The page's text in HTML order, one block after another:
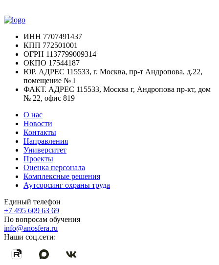
ИНН 7707491437
КПП 772501001
ОГРН 1137799009314
ОКПО 17544187
ЮР. АДРЕС 115533, г. Москва, пр-т Андропова, д.22,
помещение № I
ФАКТ. АДРЕС 115533, Москва г, Андропова пр-кт, дом
№ 22, офис 819
О нас
Новости
Контакты
Направления
Университет
Проекты
Оценка персонала
Комплексные решения
Аутсорсинг охраны труда
Единый телефон
+7 495 609 63 69
По вопросам обучения
info@anosfera.ru
Наши соц.сети: